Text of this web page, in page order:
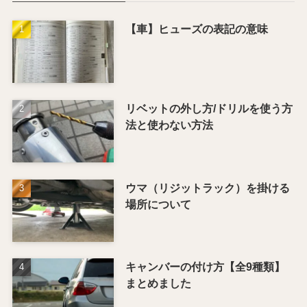
【車】ヒューズの表記の意味
リベットの外し方/ドリルを使う方
法と使わない方法
ウマ（リジットラック）を掛ける
場所について
キャンバーの付け方【全9種類】
まとめました